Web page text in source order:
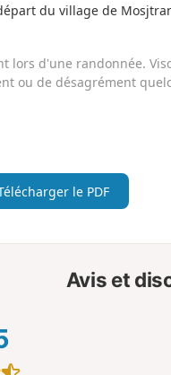
du village de
lors d'une randonnée.
ou de désagrément
le PDF
Avis et